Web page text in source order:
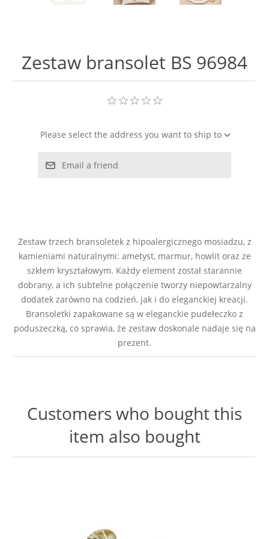
LABRADORYT
Zestaw bransolet BS 96984
Please select the address you want to ship to
Email a friend
Zestaw trzech bransoletek z hipoalergicznego mosiadzu, z
kamieniami naturalnymi: ametyst, marmur, howlit oraz ze
szkłem kryształowym. Każdy element został starannie
dobrany, a ich subtelne połączenie tworzy niepowtarzalny
dodatek zarówno na codzień, jak i do eleganckiej kreacji.
Bransoletki zapakowane są w eleganckie pudełeczko z
poduszeczką, co sprawia, że zestaw doskonale nadaje się na
prezent.
Customers who bought this
item also bought